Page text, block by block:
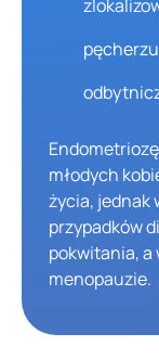
młodych
życia, jednak
przypadków
pokwitania, a
menopauzie.